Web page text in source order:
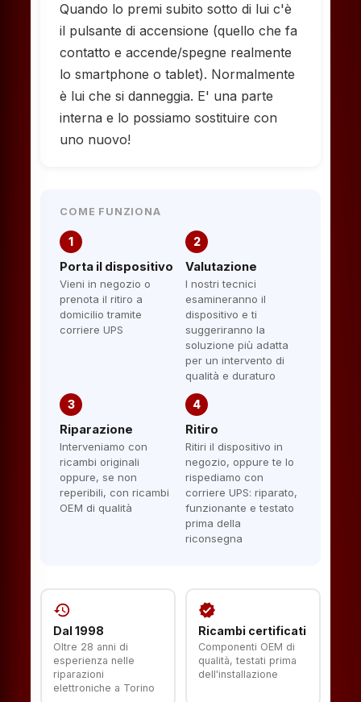
Quando lo premi subito sotto di lui c'è
il pulsante di accensione (quello che fa
contatto e accende/spegne realmente
lo smartphone o tablet). Normalmente
è lui che si danneggia. E' una parte
interna e lo possiamo sostituire con
uno nuovo!
COME FUNZIONA
1
Porta il dispositivo
Vieni in negozio o
prenota il ritiro a
domicilio tramite
corriere UPS
2
Valutazione
I nostri tecnici
esamineranno il
dispositivo e ti
suggeriranno la
soluzione più adatta
per un intervento di
qualità e duraturo
3
Riparazione
Interveniamo con
ricambi originali
oppure, se non
reperibili, con ricambi
OEM di qualità
4
Ritiro
Ritiri il dispositivo in
negozio, oppure te lo
rispediamo con
corriere UPS: riparato,
funzionante e testato
prima della
riconsegna
history
Dal 1998
Oltre 28 anni di
esperienza nelle
riparazioni
elettroniche a Torino
verified
Ricambi certificati
Componenti OEM di
qualità, testati prima
dell'installazione